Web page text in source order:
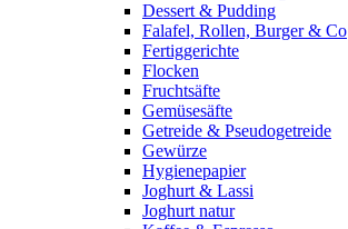
Dessert & Pudding
Falafel, Rollen, Burger & Co
Fertiggerichte
Flocken
Fruchtsäfte
Gemüsesäfte
Getreide & Pseudogetreide
Gewürze
Hygienepapier
Joghurt & Lassi
Joghurt natur